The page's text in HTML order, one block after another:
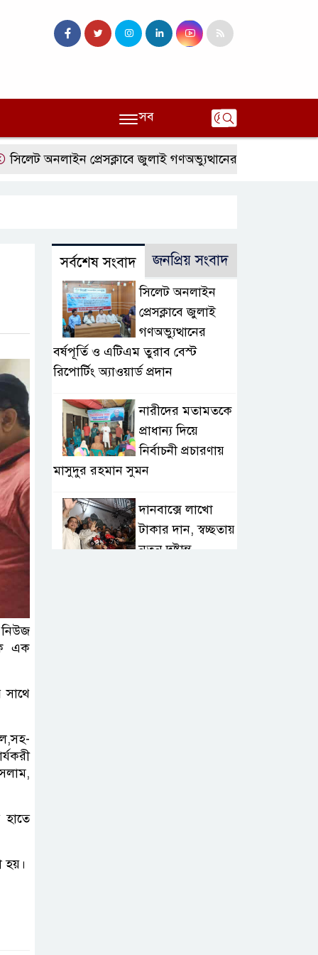
সব
অনলাইন প্রেসক্লাবে জুলাই গণঅভ্যুত্থানের বর্ষপূর্তি ও এটিএম
নিউজ
এক
হয়।
সর্বশেষ সংবাদ জনপ্রিয় সংবাদ
সিলেট অনলাইন
প্রেসক্লাবে জুলাই
গণঅভ্যুত্থানের
বর্ষপূর্তি ও এটিএম তুরাব বেস্ট
রিপোর্টিং অ্যাওয়ার্ড প্রদান
নারীদের মতামতকে
প্রাধান্য দিয়ে
নির্বাচনী প্রচারণায়
মাসুদুর রহমান সুমন
দানবাক্সে লাখো
টাকার দান, স্বচ্ছতায়
নতুন দৃষ্টান্ত